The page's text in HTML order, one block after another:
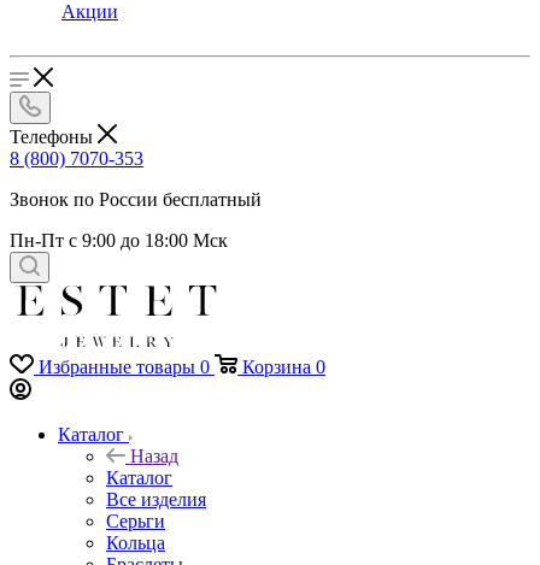
Акции
Телефоны
8 (800) 7070-353
Звонок по России бесплатный
Пн-Пт с 9:00 до 18:00 Мск
Избранные товары 0 Корзина 0
Каталог
Назад
Каталог
Все изделия
Серьги
Кольца